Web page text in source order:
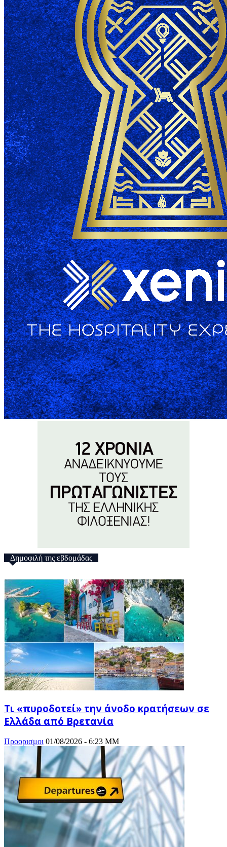
Δημοφιλή της εβδομάδας
Τι «πυροδοτεί» την άνοδο κρατήσεων σε
Ελλάδα από Βρετανία
Προορισμοι 01/08/2026 - 6:23 ΜΜ